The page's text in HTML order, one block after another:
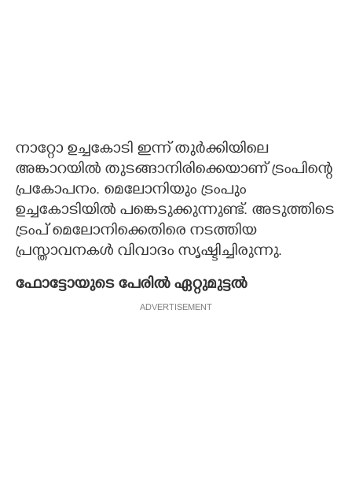
നാറ്റോ ഉച്ചകോടി ഇന്ന് തുർക്കിയിലെ
അങ്കാറയിൽ തുടങ്ങാനിരിക്കെയാണ് ട്രംപിന്റെ
പ്രകോപനം. മെലോനിയും ട്രംപും
ഉച്ചകോടിയിൽ പങ്കെടുക്കുന്നുണ്ട്. അടുത്തിടെ
ട്രംപ് മെലോനിക്കെതിരെ നടത്തിയ
പ്രസ്താവനകൾ വിവാദം സൃഷ്ടിച്ചിരുന്നു.
ഫോട്ടോയുടെ പേരിൽ ഏറ്റുമുട്ടൽ
ADVERTISEMENT